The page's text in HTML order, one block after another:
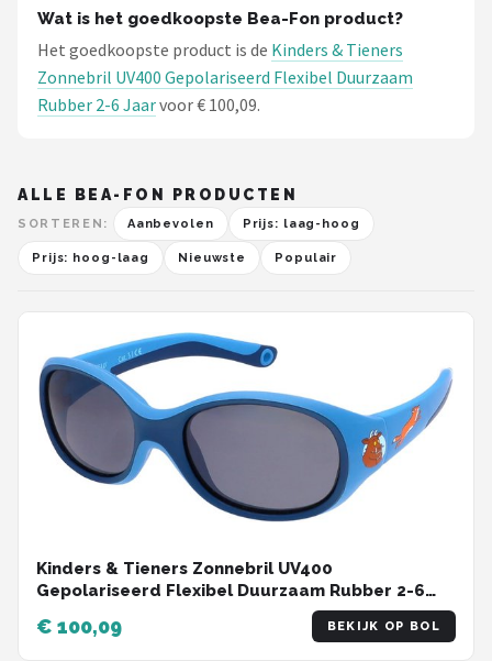
Wat is het goedkoopste Bea-Fon product?
Het goedkoopste product is de Kinders & Tieners
Zonnebril UV400 Gepolariseerd Flexibel Duurzaam
Rubber 2-6 Jaarvoor € 100,09.
ALLE BEA-FON PRODUCTEN
SORTEREN: Aanbevolen Prijs: laag-hoog
Prijs: hoog-laag Nieuwste Populair
Kinders & Tieners Zonnebril UV400
Gepolariseerd Flexibel Duurzaam Rubber 2-6
€ 100,09 BEKIJK OP BOL